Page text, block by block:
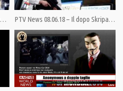
PTV News 22.02.18 – Siria: Chi sono i veri terroristi? PTV News 08.06.18 – Il dopo Skripal: Londra richiede misure di sicurezza extra ai confini